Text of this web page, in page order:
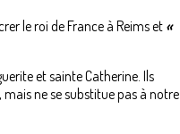
le roi de France à Reims et «
et sainte Catherine. Ils
ne se substitue pas à notre